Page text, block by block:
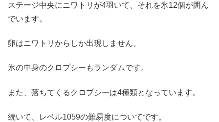
ステージ中央にニワトリが4羽いて、それを氷12個が囲ん
でいます。
卵はニワトリからしか出現しません。
氷の中身のクロプシーもランダムです。
また、落ちてくるクロプシーは4種類となっています。
続いて、レベル1059の難易度についてです。